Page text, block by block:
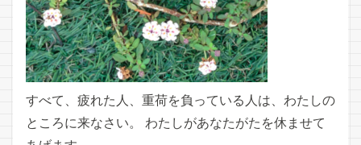
すべて、疲れた人、重荷を負っている人は、わたしの
ところに来なさい。 わたしがあなたがたを休ませて